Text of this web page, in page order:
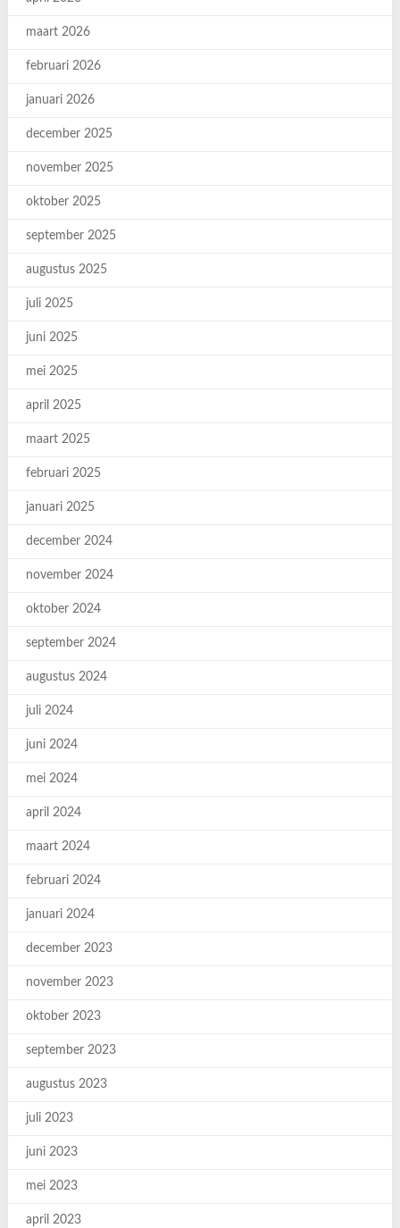
maart 2026
februari 2026
januari 2026
december 2025
november 2025
oktober 2025
september 2025
augustus 2025
juli 2025
juni 2025
mei 2025
april 2025
maart 2025
februari 2025
januari 2025
december 2024
november 2024
oktober 2024
september 2024
augustus 2024
juli 2024
juni 2024
mei 2024
april 2024
maart 2024
februari 2024
januari 2024
december 2023
november 2023
oktober 2023
september 2023
augustus 2023
juli 2023
juni 2023
mei 2023
april 2023